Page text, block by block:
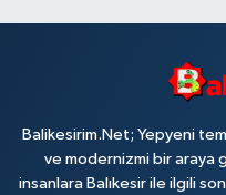
Balikesirim.Net; Yepyeni
ve modernizmi bir araya
insanlara Balıkesir ile ilgili